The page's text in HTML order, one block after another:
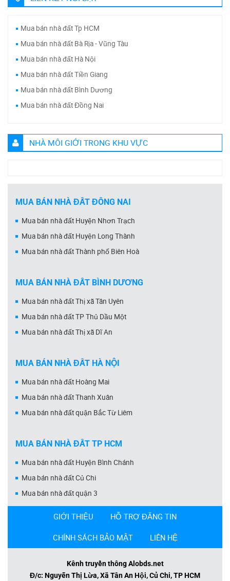
Mua bán nhà đất Tp HCM
Mua bán nhà đất Bà Rịa - Vũng Tàu
Mua bán nhà đất Hà Nội
Mua bán nhà đất Tiền Giang
Mua bán nhà đất Bình Dương
Mua bán nhà đất Đồng Nai
NHÀ MÔI GIỚI TRONG KHU VỰC
MUA BÁN NHÀ ĐẤT ĐỒNG NAI
Mua bán nhà đất Huyện Nhơn Trạch
Mua bán nhà đất Huyện Long Thành
Mua bán nhà đất Thành phố Biên Hoà
MUA BÁN NHÀ ĐẤT BÌNH DƯƠNG
Mua bán nhà đất Thị xã Tân Uyên
Mua bán nhà đất TP Thủ Dầu Một
Mua bán nhà đất Thị xã Dĩ An
MUA BÁN NHÀ ĐẤT HÀ NỘI
Mua bán nhà đất Hoàng Mai
Mua bán nhà đất Thanh Xuân
Mua bán nhà đất quận Bắc Từ Liêm
MUA BÁN NHÀ ĐẤT TP HCM
Mua bán nhà đất Huyện Bình Chánh
Mua bán nhà đất Củ Chi
Mua bán nhà đất quận 3
GIỚI THIỆU HỖ TRỢ ĐĂNG TIN
CHÍNH SÁCH BẢO MẬT LIÊN HỆ
Kênh truyền thông Alobds.net
Đ/c: Nguyễn Thị Lừa, Xã Tân An Hội, Củ Chi, TP HCM